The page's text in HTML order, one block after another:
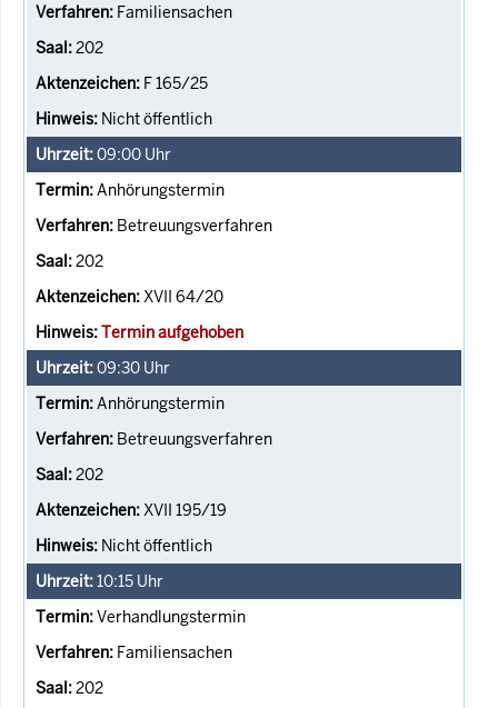
Familiensachen
202
F 165/25
Nicht öffentlich
09:00 Uhr
Anhörungstermin
Betreuungsverfahren
202
XVII 64/20
Termin aufgehoben
09:30 Uhr
Anhörungstermin
Betreuungsverfahren
202
XVII 195/19
Nicht öffentlich
10:15 Uhr
Verhandlungstermin
Familiensachen
202